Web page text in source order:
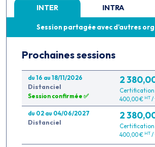
INTER INTRA
Session partagée avec d'autres
Prochaines sessions
du 16 au 18/11/2026
Distanciel
Session confirmée ✅
2
Certification
400,00 € HT/
du 02 au 04/06/2027
Distanciel
2
Certification
400,00 € HT/